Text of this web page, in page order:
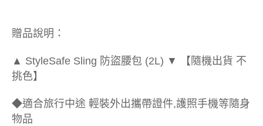
贈品說明：
▲ StyleSafe Sling 防盜腰包 (2L) ▼ 【隨機出貨 不
挑色】
◆適合旅行中途 輕裝外出攜帶證件,護照手機等隨身
物品